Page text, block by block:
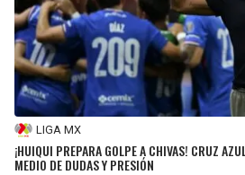
LIGA MX
¡HUIQUI PREPARA GOLPE A CHIVAS! CRUZ
MEDIO DE DUDAS Y PRESIÓN